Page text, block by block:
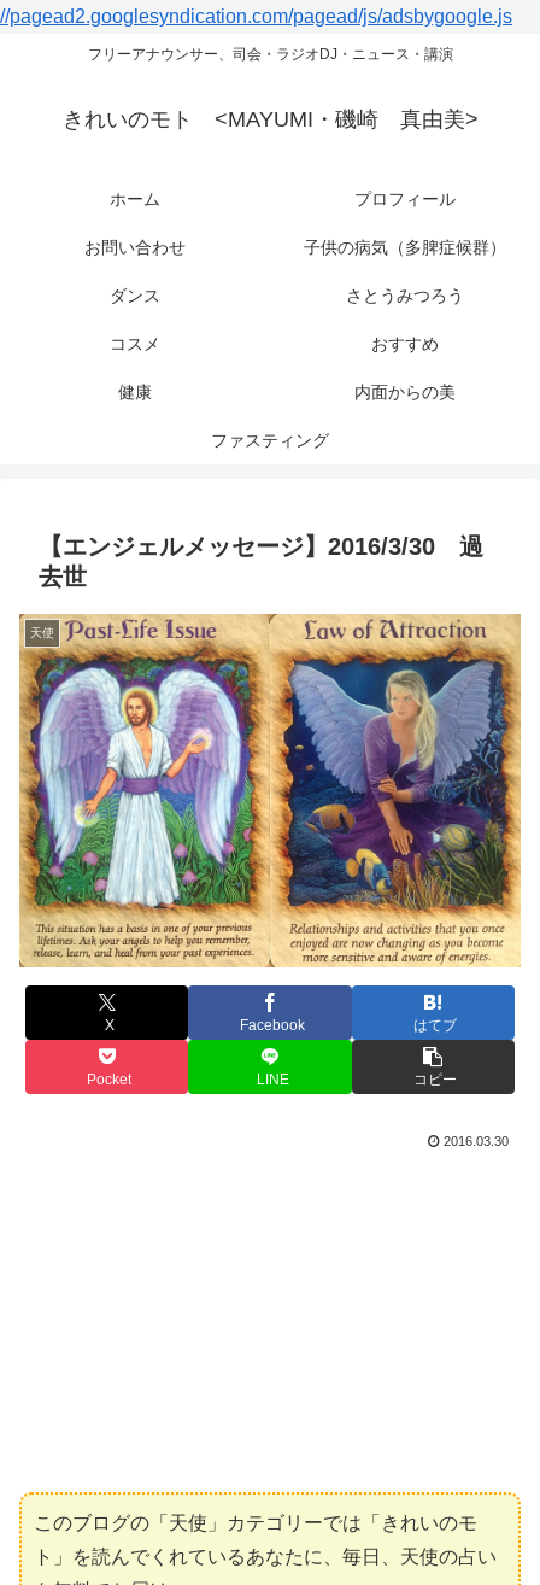
//pagead2.googlesyndication.com/pagead/js/adsbygoogle.js
フリーアナウンサー、司会・ラジオDJ・ニュース・講演
きれいのモト <MAYUMI・磯崎 真由美>
ホーム プロフィール
お問い合わせ 子供の病気（多脾症候群）
ダンス さとうみつろう
コスメ おすすめ
健康 内面からの美
ファスティング
【エンジェルメッセージ】2016/3/30 過
去世
天使
X Facebook はてブ
Pocket LINE コピー
2016.03.30
このブログの「天使」カテゴリーでは「きれいのモ
ト」を読んでくれているあなたに、毎日、天使の占い